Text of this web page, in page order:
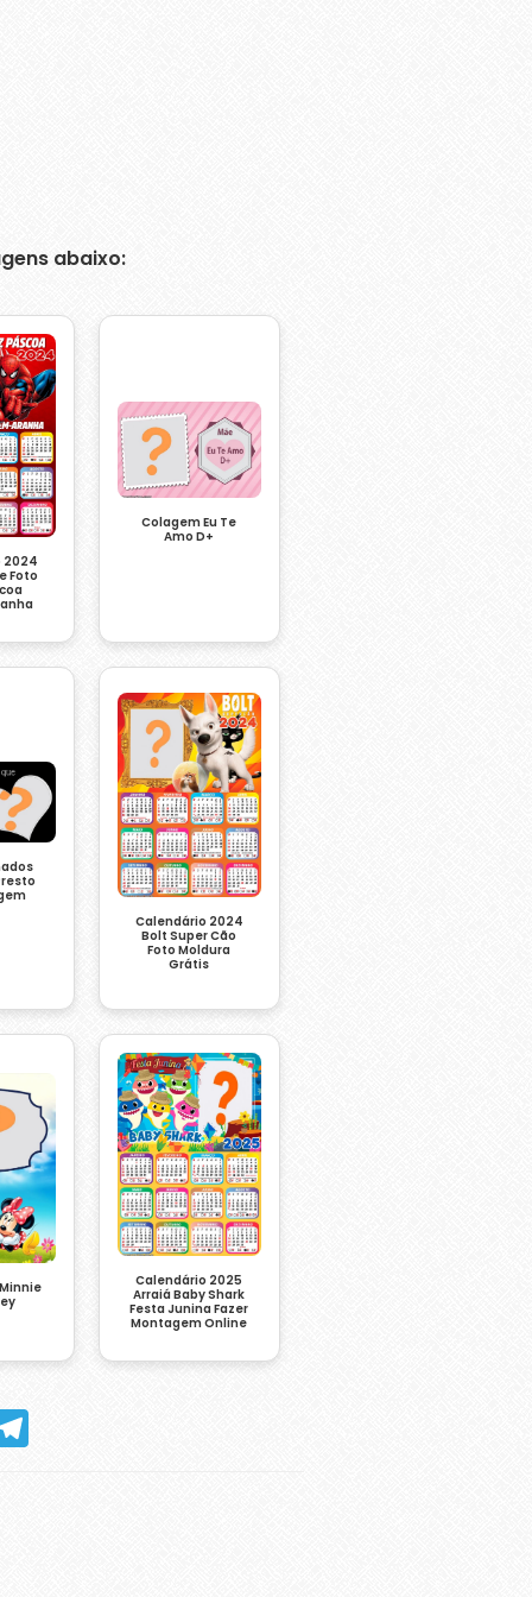
abaixo:
2024
Foto
Colagem Eu Te
Amo D+
Calendário 2024
Bolt Super Cão
Foto Moldura
Grátis
Calendário 2025
Arraiá Baby Shark
Festa Junina Fazer
Montagem Online
Telegram